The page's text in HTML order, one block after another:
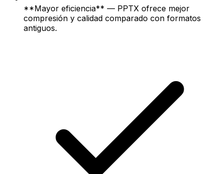
**Mayor eficiencia** — PPTX ofrece mejor
compresión y calidad comparado con formatos
antiguos.